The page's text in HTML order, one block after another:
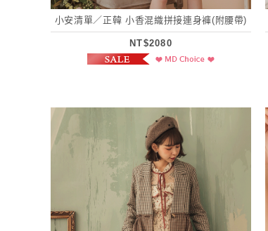
小安清單／正韓 小香混織拼接連身褲(附腰帶)
NT$2080